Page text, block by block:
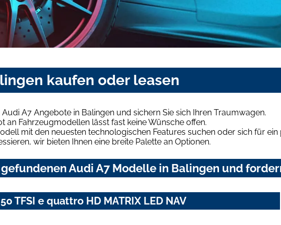
kaufen oder leasen
A7 Angebote in Balingen und sichern Sie sich Ihren Traumwagen.
an Fahrzeugmodellen lässt fast keine Wünsche offen.
mit den neuesten technologischen Features suchen oder sich für
wir bieten Ihnen eine breite Palette an Optionen.
Audi A7 Modelle in Balingen und
TFSI e quattro HD MATRIX LED NAV